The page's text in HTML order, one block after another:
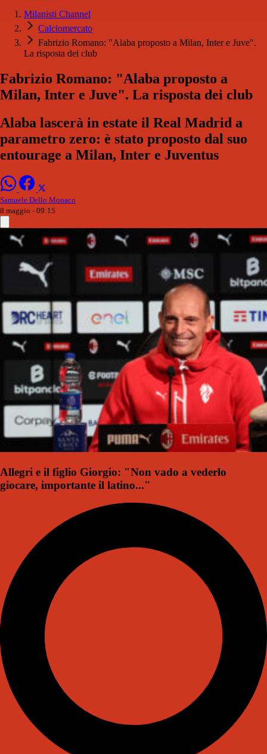
Milanisti Channel
Calciomercato
Fabrizio Romano: "Alaba proposto a Milan, Inter e Juve".
La risposta dei club
Fabrizio Romano: "Alaba proposto a
Milan, Inter e Juve". La risposta dei club
Alaba lascerà in estate il Real Madrid a
parametro zero: è stato proposto dal suo
entourage a Milan, Inter e Juventus
Samuele Dello Monaco
8 maggio - 09:15
Allegri e il figlio Giorgio: "Non vado a vederlo
giocare, importante il latino..."